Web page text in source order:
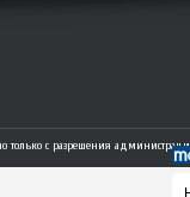
только с разрешения